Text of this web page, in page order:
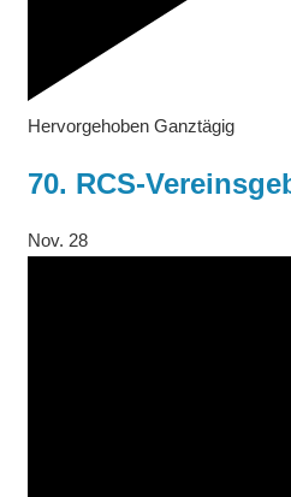
Hervorgehoben Ganztägig
70. RCS-
Nov. 28